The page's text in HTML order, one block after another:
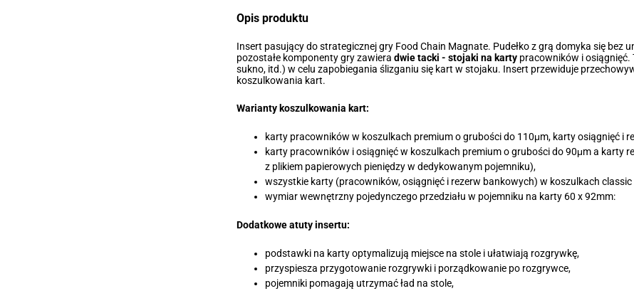
Opis produktu
Insert pasujący do strategicznej gry Food Chain Magnate. Pudełko z grą domyka się bez
pozostałe komponenty gry zawiera dwie tacki - stojaki na karty pracowników i osiągnięć.
sukno, itd.) w celu zapobiegania ślizganiu się kart w stojaku. Insert przewiduje
koszulkowania kart.
Warianty koszulkowania kart:
karty pracowników w koszulkach premium o grubości do 110μm, karty osiągnięć i
karty pracowników i osiągnięć w koszulkach premium o grubości do 90μm a karty
z plikiem papierowych pieniędzy w dedykowanym pojemniku),
wszystkie karty (pracowników, osiągnięć i rezerw bankowych) w koszulkach
wymiar wewnętrzny pojedynczego przedziału w pojemniku na karty 60 x 92mm:
Dodatkowe atuty insertu:
podstawki na karty optymalizują miejsce na stole i ułatwiają rozgrywkę,
przyspiesza przygotowanie rozgrywki i porządkowanie po rozgrywce,
pojemniki pomagają utrzymać ład na stole,